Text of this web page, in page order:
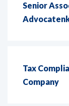
Senior
Tax
Company